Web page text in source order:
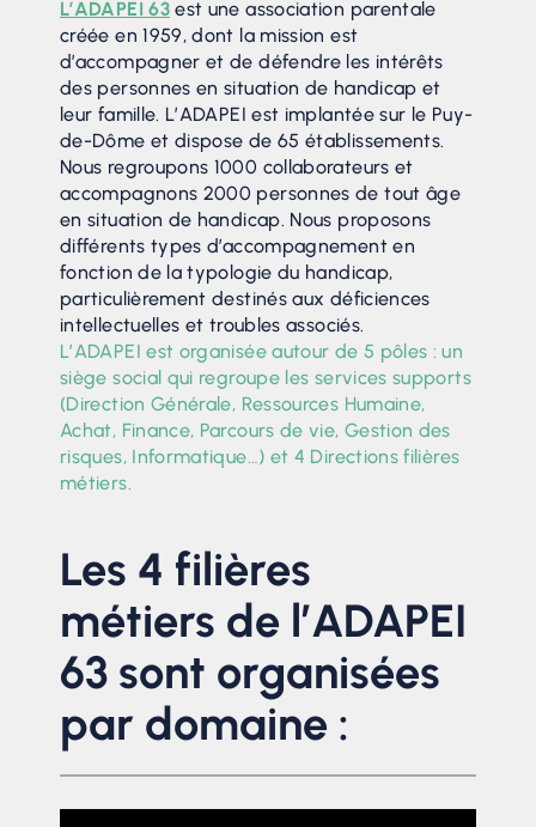
L’ADAPEI 63est une association parentale
créée en 1959, dont la mission est
d’accompagner et de défendre les intérêts
des personnes en situation de handicap et
leur famille. L’ADAPEI est implantée sur le Puy-
de-Dôme et dispose de 65 établissements.
Nous regroupons 1000 collaborateurs et
accompagnons 2000 personnes de tout âge
en situation de handicap. Nous proposons
différents types d’accompagnement en
fonction de la typologie du handicap,
particulièrement destinés aux déficiences
intellectuelles et troubles associés.
L’ADAPEI est organisée autour de 5 pôles : un
siège social qui regroupe les services supports
(Direction Générale, Ressources Humaine,
Achat, Finance, Parcours de vie, Gestion des
risques, Informatique…) et 4 Directions filières
métiers.
Les 4 filières
métiers de l’ADAPEI
63 sont organisées
par domaine :